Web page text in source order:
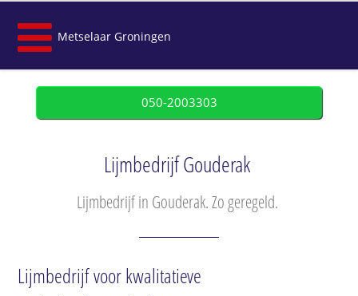
Metselaar Groningen
050-2003303
Lijmbedrijf Gouderak
Lijmbedrijf in Gouderak. Zo geregeld.
Lijmbedrijf voor kwalitatieve